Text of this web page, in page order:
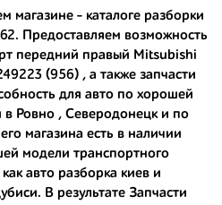
оригинальные и
от контрафактных
рекомендуют именно нашу
продавца. Если вам
партию деталей для японских
нашего интернет-магазина
партию. Также мы поможем с
автозапчастей.
с разборки – хорошее решение.
магазине - каталоге разборки
Предоставляем возможность
передний правый Mitsubishi
(956) , а также запчасти
для авто по хорошей
в Ровно , Северодонецк и по
магазина есть в наличии
модели транспортного
авто разборка киев и
. В результате Запчасти